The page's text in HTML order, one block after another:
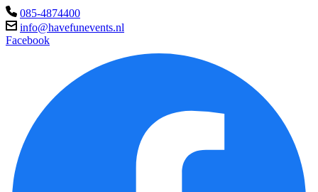
085-4874400
info@havefunevents.nl
Facebook